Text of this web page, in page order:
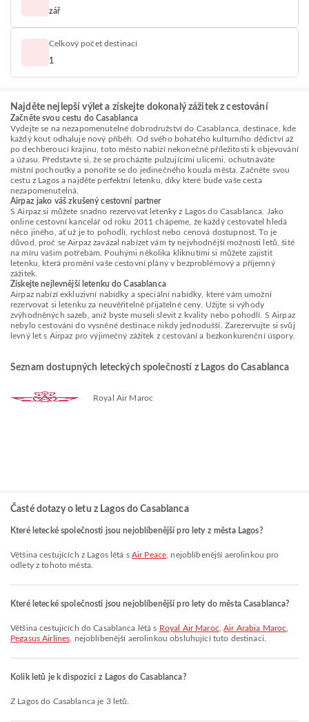
zář
Celkový počet destinací
1
Najděte nejlepší výlet a získejte dokonalý zážitek z cestování
Začněte svou cestu do Casablanca
Vydejte se na nezapomenutelné dobrodružství do Casablanca, destinace, kde
každý kout odhaluje nový příběh. Od svého bohatého kulturního dědictví až
po dechberoucí krajinu, toto město nabízí nekonečné příležitosti k objevování
a úžasu. Představte si, že se procházíte pulzujícími ulicemi, ochutnáváte
místní pochoutky a ponoříte se do jedinečného kouzla města. Začněte svou
cestu z Lagos a najděte perfektní letenku, díky které bude vaše cesta
nezapomenutelná.
Airpaz jako váš zkušený cestovní partner
S Airpaz si můžete snadno rezervovat letenky z Lagos do Casablanca. Jako
online cestovní kancelář od roku 2011 chápeme, že každý cestovatel hledá
něco jiného, ať už je to pohodlí, rychlost nebo cenová dostupnost. To je
důvod, proč se Airpaz zavázal nabízet vám ty nejvhodnější možnosti letů, šité
na míru vašim potřebám. Pouhými několika kliknutími si můžete zajistit
letenku, která promění vaše cestovní plány v bezproblémový a příjemný
zážitek.
Získejte nejlevnější letenku do Casablanca
Airpaz nabízí exkluzivní nabídky a speciální nabídky, které vám umožní
rezervovat si letenku za neuvěřitelně přijatelné ceny. Užijte si výhody
zvýhodněných sazeb, aniž byste museli slevit z kvality nebo pohodlí. S Airpaz
nebylo cestování do vysněné destinace nikdy jednodušší. Zarezervujte si svůj
levný let s Airpaz pro výjimečný zážitek z cestování a bezkonkurenční úspory.
Seznam dostupných leteckých společností z Lagos do Casablanca
Royal Air Maroc
Časté dotazy o letu z Lagos do Casablanca
Které letecké společnosti jsou nejoblíbenější pro lety z města Lagos?
Většina cestujících z Lagos létá s Air Peace , nejoblíbenější aerolinkou pro
odlety z tohoto města.
Které letecké společnosti jsou nejoblíbenější pro lety do města Casablanca?
Většina cestujících do Casablanca létá s Royal Air Maroc ,Air Arabia Maroc
Pegasus Airlines , nejoblíbenější aerolinkou obsluhující tuto destinaci.
Kolik letů je k dispozici z Lagos do Casablanca?
Z Lagos do Casablanca je 3 letů.